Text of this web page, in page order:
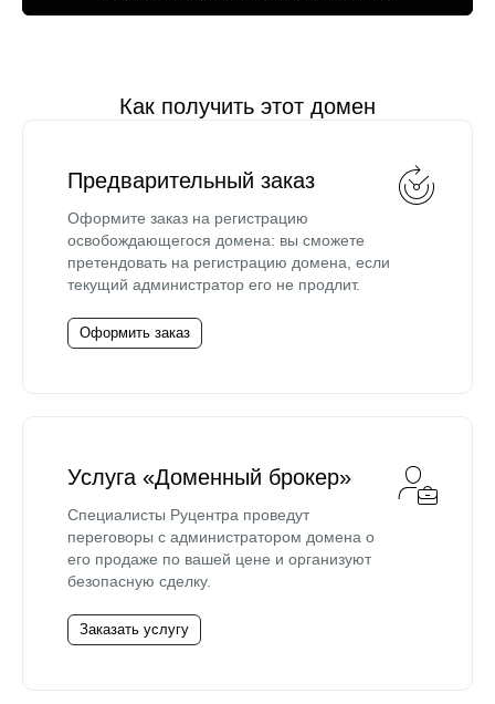
Как получить этот домен
Предварительный заказ
Оформите заказ на регистрацию
освобождающегося домена: вы сможете
претендовать на регистрацию домена, если
текущий администратор его не продлит.
Оформить заказ
Услуга «Доменный брокер»
Специалисты Руцентра проведут
переговоры с администратором домена о
его продаже по вашей цене и организуют
безопасную сделку.
Заказать услугу